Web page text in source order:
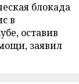
блокада
в
оставив
заявил